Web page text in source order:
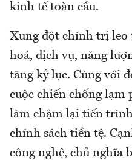
kinh tế toàn cầu.
Xung đột chính trị leo
hoá, dịch vụ, năng
tăng kỷ lục. Cùng với
cuộc chiến chống lạm
làm chậm lại tiến
chính sách tiền tệ.
công nghệ, chủ nghĩa